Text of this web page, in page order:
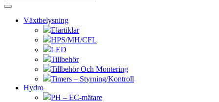
Växtbelysning
Elartiklar
HPS/MH/CFL
LED
Tillbehör
Tillbehör Och Montering
Timers – Styrning/Kontroll
Hydro
PH – EC-mätare